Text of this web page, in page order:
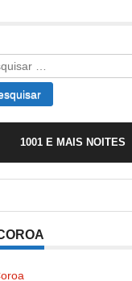
1001 E MAIS NOITES